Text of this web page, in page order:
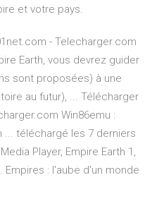
et votre pays.
- Telecharger.com
Earth, vous devrez guider
sont proposées) à une
au futur), ... Télécharger
Win86emu :
téléchargé les 7 derniers
Player, Empire Earth 1,
Empires : l'aube d'un monde